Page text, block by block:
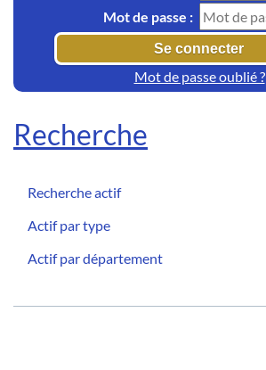
Mot de passe :
Mot de passe oublié ?
Recherche
Recherche actif
Actif par type
Actif par département